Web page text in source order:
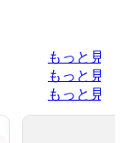
もっと見る
もっと見る
もっと見る